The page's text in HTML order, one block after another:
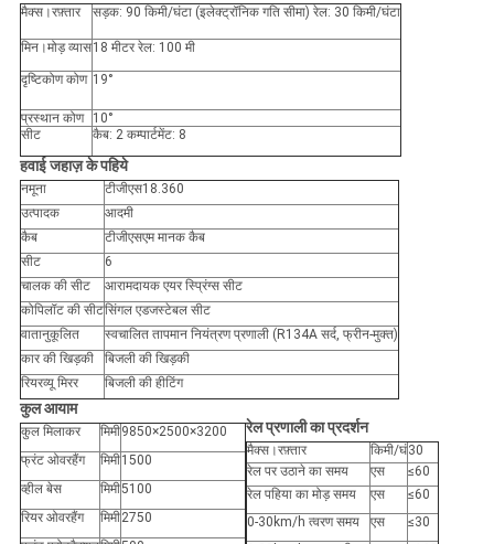
मैक्स।रफ़्तार सड़क: 90 किमी/घंटा (इलेक्ट्रॉनिक गति सीमा) रेल: 30 किमी/घंटा
मिन।मोड़ व्यास18 मीटर रेल: 100 मी
दृष्टिकोण कोण 19°
प्रस्थान कोण
10°
सीट
कैब: 2 कम्पार्टमेंट: 8
हवाई जहाज़ के पहिये
नमूना
टीजीएस18.360
उत्पादक
आदमी
कैब
टीजीएसएम मानक कैब
सीट
6
चालक की सीट
आरामदायक एयर स्प्रिंग्स सीट
कोपिलॉट की सीटसिंगल एडजस्टेबल सीट
वातानुकूलित
स्वचालित तापमान नियंत्रण प्रणाली (R134A सर्द, फ्रीन-मुक्त)
कार की खिड़की
बिजली की खिड़की
रियरव्यू मिरर
बिजली की हीटिंग
कुल आयाम
कुल मिलाकर मिमी9850×2500×3200
फ्रंट ओवरहैंग
मिमी1500
व्हील बेस
मिमी5100
रियर ओवरहैंग
मिमी2750
रेल प्रणाली का प्रदर्शन
मैक्स।रफ़्तार किमी/घं30
रेल पर उठाने का समय
एस
≤60
रेल पहिया का मोड़ समय
एस
≤60
0-30km/h त्वरण समय
एस
≤30